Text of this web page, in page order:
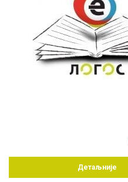
Детаљније